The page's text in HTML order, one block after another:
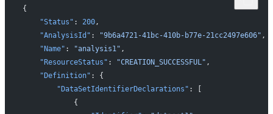
{
    "Status"
: 200,
    "AnalysisId"
: "9b6a4721-41bc-410b-b77e-21cc2497e606" ,
    "Name"
: "analysis1" ,
    "ResourceStatus"
: "CREATION_SUCCESSFUL" ,
    "Definition"
: {
        "DataSetIdentifierDeclarations"
: [
            {